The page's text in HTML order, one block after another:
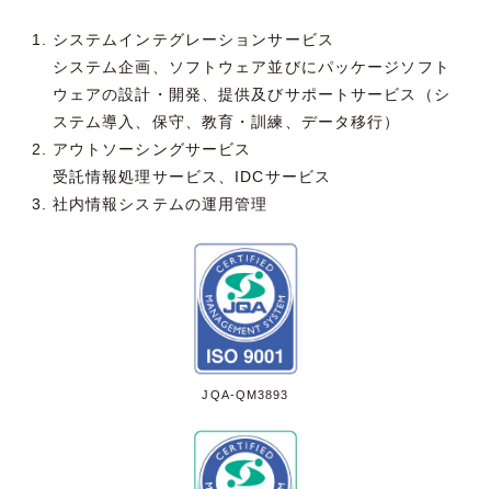
システムインテグレーションサービス
システム企画、ソフトウェア並びにパッケージソフト
ウェアの設計・開発、提供及びサポートサービス（シ
ステム導入、保守、教育・訓練、データ移行）
アウトソーシングサービス
受託情報処理サービス、IDCサービス
社内情報システムの運用管理
JQA-QM3893